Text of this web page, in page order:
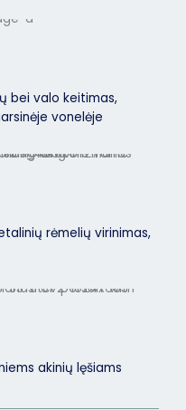
bei valo keitimas,
vonelėje
rėmelių virinimas,
akinių lęšiams